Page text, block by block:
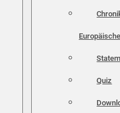
Quiz